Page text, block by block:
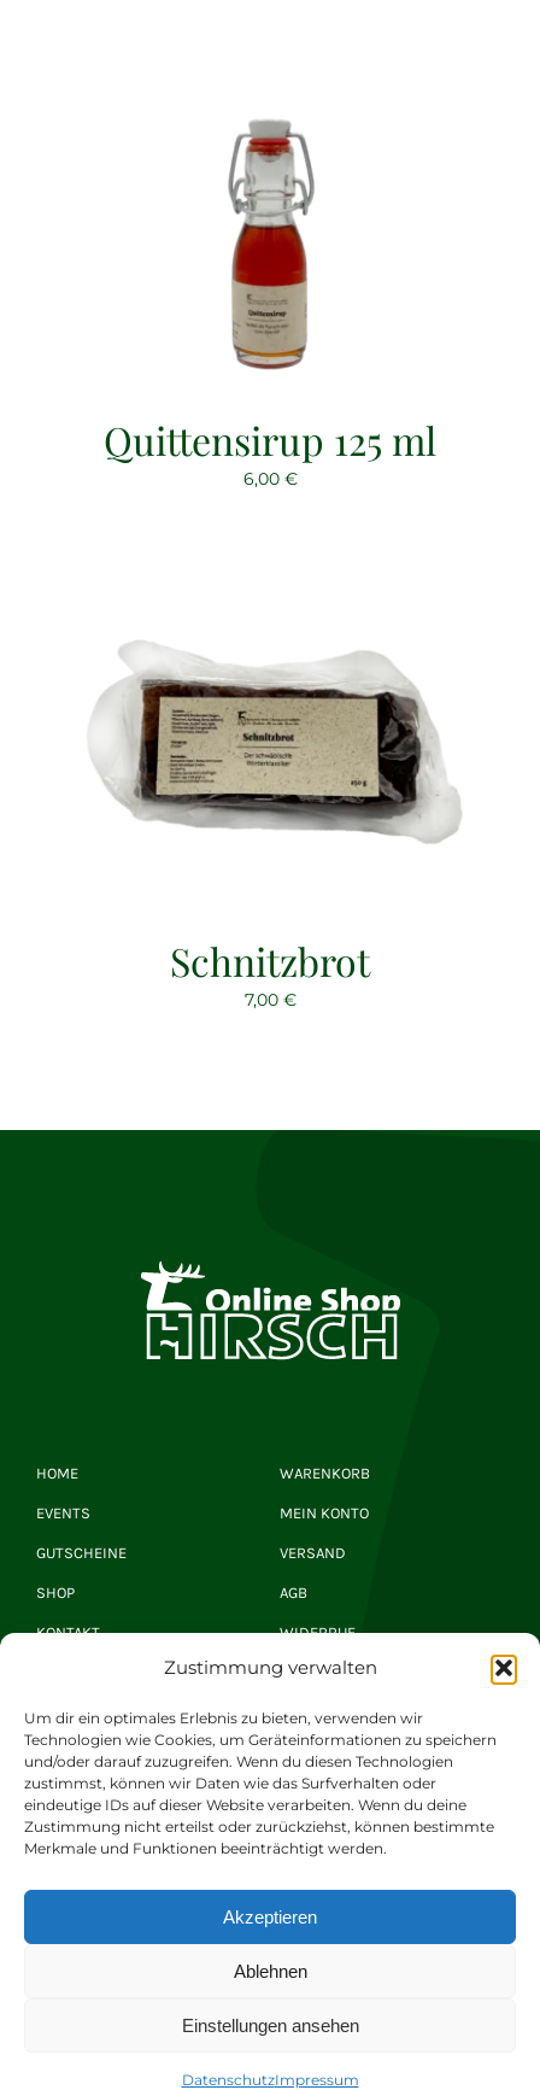
Zustimmung verwalten
Um dir ein optimales Erlebnis zu bieten, verwenden wir
Technologien wie Cookies, um Geräteinformationen zu speichern
und/oder darauf zuzugreifen. Wenn du diesen Technologien
zustimmst, können wir Daten wie das Surfverhalten oder
eindeutige IDs auf dieser Website verarbeiten. Wenn du deine
Zustimmung nicht erteilst oder zurückziehst, können bestimmte
Merkmale und Funktionen beeinträchtigt werden.
Akzeptieren
Ablehnen
Einstellungen ansehen
DatenschutzImpressum
Quittensirup 125 ml
6,00 €
Schnitzbrot
7,00 €
HOME
EVENTS
GUTSCHEINE
SHOP
KONTAKT
WARENKORB
MEIN KONTO
VERSAND
AGB
WIDERRUF
Hirsch Newsletter
JETZT ANMELDEN
© 2026 Romantik Hotel | Restaurant Hirsch Gerd
Windhösel GmbH. Alle Rechte vorbehalten.
Impressum